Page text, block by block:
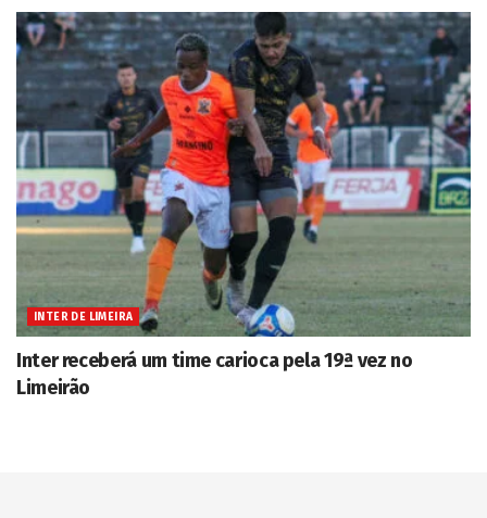
INTER DE LIMEIRA
Inter receberá um time carioca pela 19ª vez no
Limeirão